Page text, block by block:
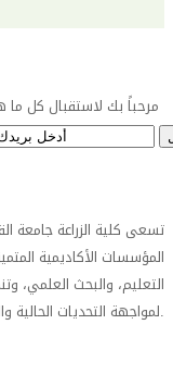
مرحباً بك لاستقبال كل ما
تسعى كلية الزراعة جامعة
المؤسسات الأكاديمية
التعليم، والبحث العلمي،
لمواجهة التحديات الحالية.